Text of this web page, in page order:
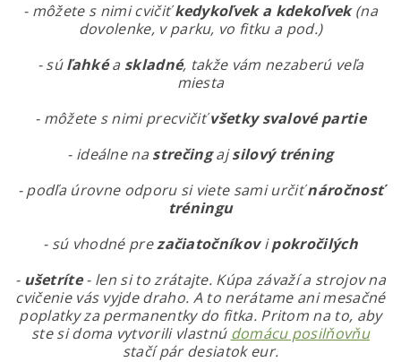
- môžete s nimi cvičiťkedykoľvek a kdekoľvek(na
dovolenke, v parku, vo fitku a pod.)
- súľahkéa skladné, takže vám nezaberú veľa
miesta
- môžete s nimi precvičiťvšetky svalové partie
- ideálne na strečingajsilový tréning
- podľa úrovne odporu si viete sami určiťnáročnosť
tréningu
- sú vhodné prezačiatočníkovipokročilých
- ušetríte- len si to zrátajte. Kúpa závaží a strojov na
cvičenie vás vyjde draho. A to nerátame ani mesačné
poplatky za permanentky do fitka. Pritom na to, aby
ste si doma vytvorili vlastnú domácu posilňovňu
stačí pár desiatok eur.